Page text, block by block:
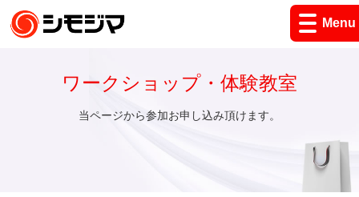
Menu
ワークショップ・体験教室
当ページから参加お申し込み頂けます。